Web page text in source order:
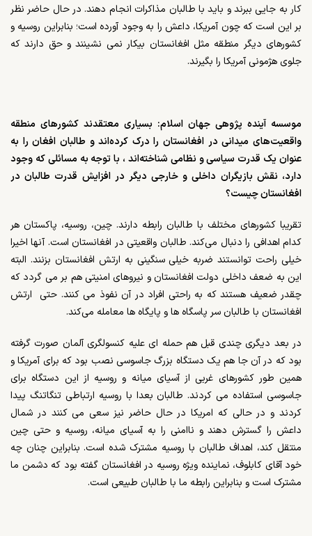
کار به جایی ببرند و باید با طالبان مذاکرات انجام دهند. در حال حاضر نظر
بر این است که چون آمریکا، داعش را به وجود آورده است؛ بنابراین روسیه و
کشورهای دیگر منطقه مثل افغانستان بیکار نمی نشینند و حق دارند که
جلوی هژمونی آمریکا را بگیرند.
موسسه آینده پژوهی جهان اسلام: بسیاری معتقدند کشورهای منطقه
واقعیت‌های میدانی در افغانستان را درک کرده‌اند و طالبان افغان را به
عنوان یک قدرت سیاسی و نظامی شناخته‌اند ، با توجه به مسائلی که وجود
دارد، نقش بازیگران داخلی و خارجی دیگر در افزایش قدرت طالبان در
افغانستان چیست؟
تقریبا کشورهای مختلف با طالبان رابطه دارند. چین، روسیه، پاکستان هر
کدام اهدافی را دنبال می‌کند. طالبان واقعیتی در افغانستان است. آنها اخیرا
خیلی راحت توانستند ضربه خیلی سنگینی به ارتش افغانستان بزنند. البته
این به ضعف داخلی دولت افغانستان و نیروهای امنیتی هم بر می گردد که
چقدر ضعیف هستند که به راحتی افراد در آن نفوذ می کنند. حتی
ارتش
افغانستان با طالبان سر پاسگاه ها و پایگاه ها معامله می‌کند.
در بعد دیگری چندی قبل هم حمله ای علیه کنسولگری آلمان صورت گرفته
بود که در آن جا هم یک دستگاه بزرگ جاسوسی نصب بود که برای آمریکا و
همین طور کشورهای غربی از آسیای میانه و روسیه از این دستگاه برای
جاسوسی استفاده می کردند. طالبان بعدا با روسیه ارتباطی تنگاتنگ پیدا
کردند و در حالی که امریکا در حال حاضر نیز سعی می کنند در شمال
داعش را گسترش دهند و ناامنی را به آسیای میانه، روسیه و حتی چین
منتقل کند، اهداف طالبان با روسیه مشترک شده است. بنابراین چنان چه
خود آقای کابلوف، نماینده ویژه روسیه در افغانستان گفته بود که دشمن ما
مشترک است و بنابراین رابطه ما با طالبان طبیعی است.